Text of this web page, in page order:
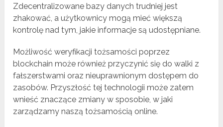
Zdecentralizowane bazy danych trudniej jest
zhakować, a użytkownicy mogą mieć większą
kontrolę nad tym, jakie informacje są udostępniane.
Możliwość weryfikacji tożsamości poprzez
blockchain może również przyczynić się do walki z
fałszerstwami oraz nieuprawnionym dostępem do
zasobów. Przyszłość tej technologii może zatem
wnieść znaczące zmiany w sposobie, w jaki
zarządzamy naszą tożsamością online.